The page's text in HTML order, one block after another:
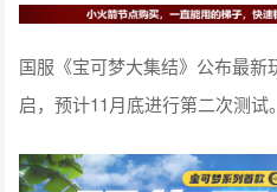
国服《宝可梦大集结》公布最
启，预计11月底进行第二次测试。